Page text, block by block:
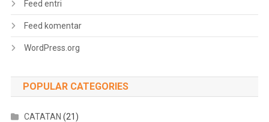
Feed entri
Feed komentar
WordPress.org
POPULAR CATEGORIES
CATATAN (21)